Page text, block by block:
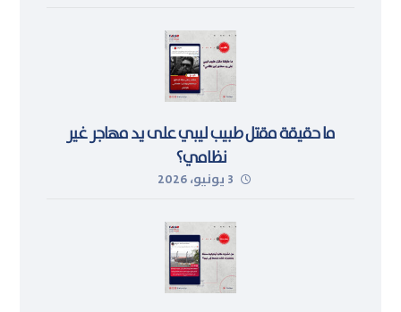
ما حقيقة مقتل طبيب ليبي على يد مهاجر غير
نظامي؟
3 يونيو، 2026